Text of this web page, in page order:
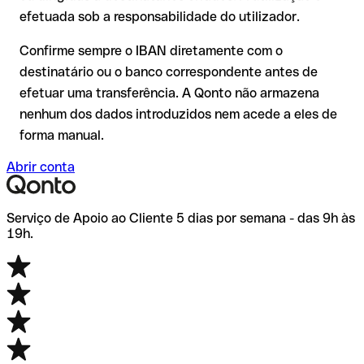
transferência com o nosso IBAN Checker gratuito e, em caso
de dúvida, confirme-o diretamente com o destinatário. Esta
precaução é especialmente importante com montantes
elevados ou em novas relações comerciais.
efetuada sob a responsabilidade do utilizador.
Confirme sempre o IBAN diretamente com o
destinatário ou o banco correspondente antes de
efetuar uma transferência. A Qonto não armazena
nenhum dos dados introduzidos nem acede a eles de
forma manual.
Abrir conta
Serviço de Apoio ao Cliente 5 dias por semana - das 9h às
19h.